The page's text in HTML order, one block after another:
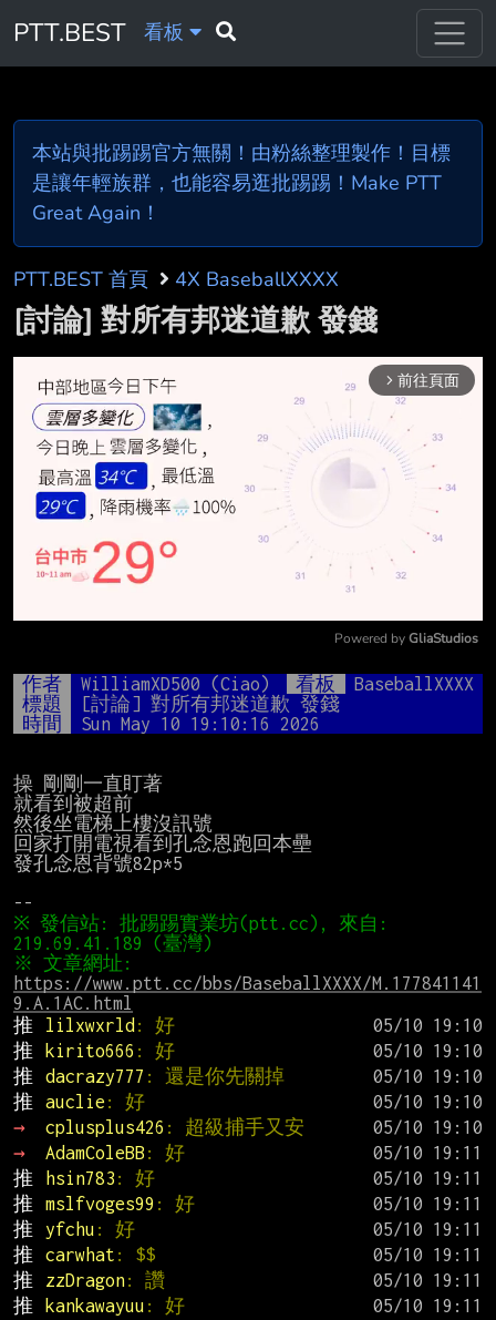
PTT.BEST 看板
本站與批踢踢官方無關！由粉絲整理製作！目標
是讓年輕族群，也能容易逛批踢踢！Make PTT
Great Again！
PTT.BEST 首頁 4X BaseballXXXX
[討論] 對所有邦迷道歉 發錢
arrow_forward_ios 前往頁面
Mute
Powered by GliaStudios
作者 WilliamXD500 (Ciao) 看板
BaseballXXXX
標題
[討論] 對所有邦迷道歉 發錢
時間
Sun May 10 19:10:16 2026
操 剛剛一直盯著
就看到被超前
然後坐電梯上樓沒訊號
回家打開電視看到孔念恩跑回本壘
發孔念恩背號82p*5
※ 發信站: 批踢踢實業坊(ptt.cc), 來自:
https://www.ptt.cc/bbs/BaseballXXXX/M.177841141
9.A.1AC.html
推
lilxwxrld : 好
推
kirito666 : 好
推
dacrazy777 : 還是你先關掉
推
auclie : 好
→
cplusplus426 : 超級捕手又安
→
AdamColeBB : 好
推
hsin783 : 好
推
mslfvoges99 : 好
推
yfchu : 好
推
carwhat : $$
推
zzDragon: 讚
推
kankawayuu : 好